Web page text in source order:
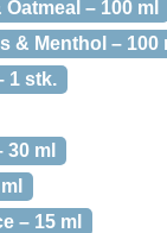
– 100 ml
& Menthol – 100
1 stk.
ml
– 15 ml